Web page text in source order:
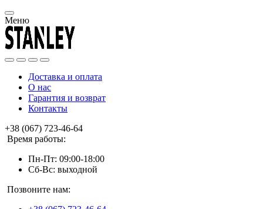
Меню
Доставка и оплата
О нас
Гарантия и возврат
Контакты
+38 (067) 723-46-64
Время работы:
Пн-Пт: 09:00-18:00
Сб-Вс: выходной
Позвоните нам: